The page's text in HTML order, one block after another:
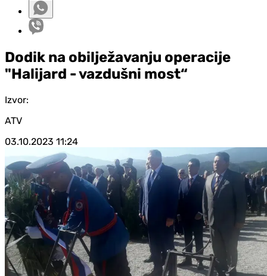
Dodik na obilježavanju operacije
"Halijard - vazdušni most“
Izvor:
ATV
03.10.2023 11:24